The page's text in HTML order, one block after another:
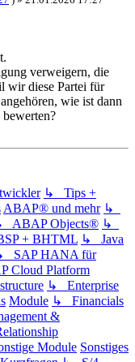
verweigern, die
wir diese Partei für
wie ist dann
↳ Tips +
ABAP® und mehr ↳
ABAP Objects® ↳
+ BHTML ↳ Java
SAP HANA für
Cloud Platform
↳ Enterprise
Module ↳ Financials
&
Module Sonstiges